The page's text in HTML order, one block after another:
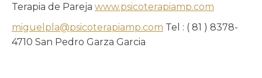
Terapia de Pareja www.psicoterapiamp.com
miguelpla@psicoterapiamp.com Tel : ( 81 ) 8378-
4710 San Pedro Garza Garcia